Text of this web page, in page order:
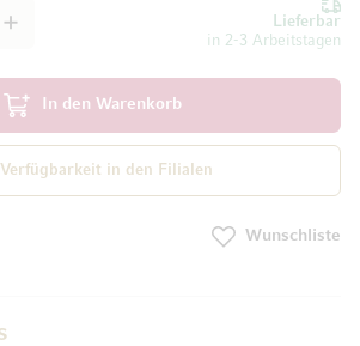
Lieferbar
in 2-3 Arbeitstagen
In den Warenkorb
Verfügbarkeit in den Filialen
Wunschliste